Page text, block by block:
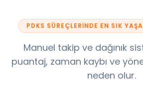
PDKS SÜREÇLERINDE EN SIK
Manuel takip ve dağınık
puantaj, zaman kaybı ve
neden olur.